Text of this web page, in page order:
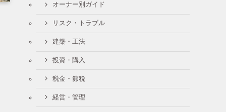
オーナー別ガイド
リスク・トラブル
建築・工法
投資・購入
税金・節税
経営・管理